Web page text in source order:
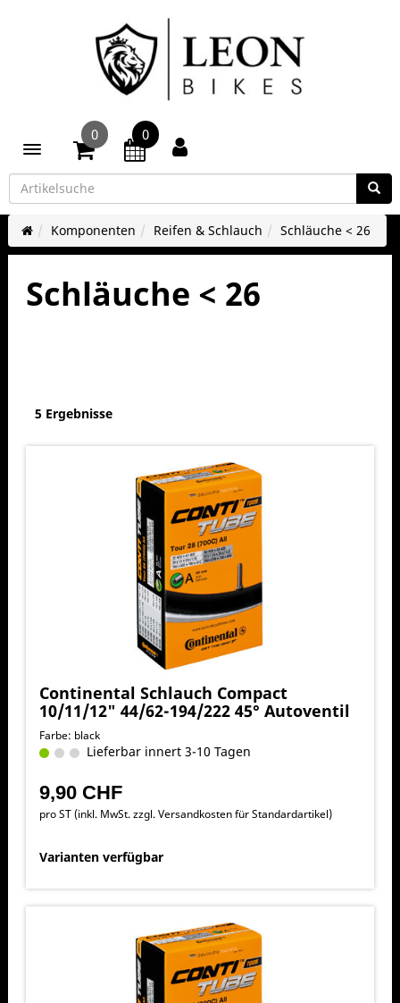
Toggle navigation
0 0
Komponenten Reifen & Schlauch Schläuche < 26
Schläuche < 26
5 Ergebnisse
Continental Schlauch Compact
10/11/12" 44/62-194/222 45° Autoventil
Farbe: black
Lieferbar innert 3-10 Tagen
9,90 CHF
pro ST (inkl. MwSt. zzgl.Versandkosten für Standardartikel)
Varianten verfügbar